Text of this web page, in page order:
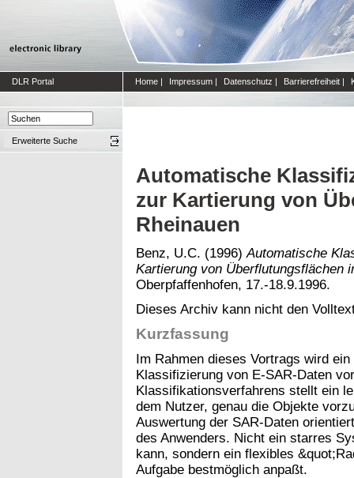
DLR Portal Home | Impressum | Datenschutz | Barrierefreiheit |
Erweiterte Suche
Automatische
zur Kartierung von
Rheinauen
Benz, U.C. (1996) Automatische
Kartierung von Überflutungsflächen
Oberpfaffenhofen, 17.-18.9.1996.
Dieses Archiv kann nicht den
Kurzfassung
Im Rahmen dieses Vortrags wird
Klassifizierung von E-SAR-Daten
Klassifikationsverfahrens stellt ein
dem Nutzer, genau die Objekte
Auswertung der SAR-Daten
des Anwenders. Nicht ein starres
kann, sondern ein flexibles
Aufgabe bestmöglich anpaßt.